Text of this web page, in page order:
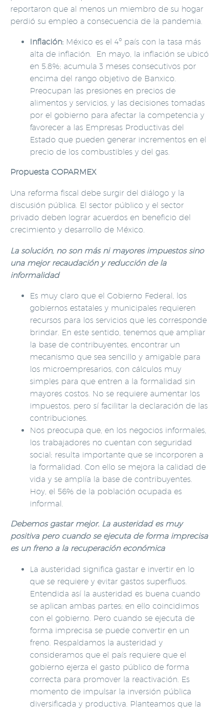
reportaron que al menos un miembro de su hogar
perdió su empleo a consecuencia de la pandemia.
Inflación: México es el 4º país con la tasa más
alta de inflación.
En mayo, la inflación se ubicó
en 5.8%; acumula 3 meses consecutivos por
encima del rango objetivo de Banxico.
Preocupan las presiones en precios de
alimentos y servicios, y las decisiones tomadas
por el gobierno para afectar la competencia y
favorecer a las Empresas Productivas del
Estado que pueden generar incrementos en el
precio de los combustibles y del gas.
Propuesta COPARMEX
Una reforma fiscal debe surgir del diálogo y la
discusión pública. El sector público y el sector
privado deben lograr acuerdos en beneficio del
crecimiento y desarrollo de México.
La solución, no son más ni mayores impuestos sino
una mejor recaudación y reducción de la
informalidad
Es muy claro que el Gobierno Federal, los
gobiernos estatales y municipales requieren
recursos para los servicios que les corresponde
brindar. En este sentido, tenemos que ampliar
la base de contribuyentes, encontrar un
mecanismo que sea sencillo y amigable para
los microempresarios, con cálculos muy
simples para que entren a la formalidad sin
mayores costos. No se requiere aumentar los
impuestos, pero sí facilitar la declaración de las
contribuciones.
Nos preocupa que, en los negocios informales,
los trabajadores no cuentan con seguridad
social; resulta importante que se incorporen a
la formalidad. Con ello se mejora la calidad de
vida y se amplía la base de contribuyentes.
Hoy, el 56% de la población ocupada es
informal.
Debemos gastar mejor. La austeridad es muy
positiva pero cuando se ejecuta de forma imprecisa
es un freno a la recuperación económica
La austeridad significa gastar e invertir en lo
que se requiere y evitar gastos superfluos.
Entendida así la austeridad es buena cuando
se aplican ambas partes; en ello coincidimos
con el gobierno. Pero cuando se ejecuta de
forma imprecisa se puede convertir en un
freno. Respaldamos la austeridad y
consideramos que el país requiere que el
gobierno ejerza el gasto público de forma
correcta para promover la reactivación. Es
momento de impulsar la inversión pública
diversificada y productiva. Planteamos que la